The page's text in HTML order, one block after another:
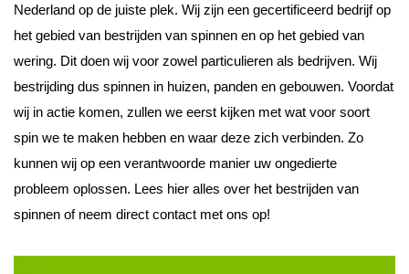
Nederland op de juiste plek. Wij zijn een gecertificeerd bedrijf op
het gebied van bestrijden van spinnen en op het gebied van
wering. Dit doen wij voor zowel particulieren als bedrijven. Wij
bestrijding dus spinnen in huizen, panden en gebouwen. Voordat
wij in actie komen, zullen we eerst kijken met wat voor soort
spin we te maken hebben en waar deze zich verbinden. Zo
kunnen wij op een verantwoorde manier uw ongedierte
probleem oplossen. Lees hier alles over het bestrijden van
spinnen of neem direct contact met ons op!